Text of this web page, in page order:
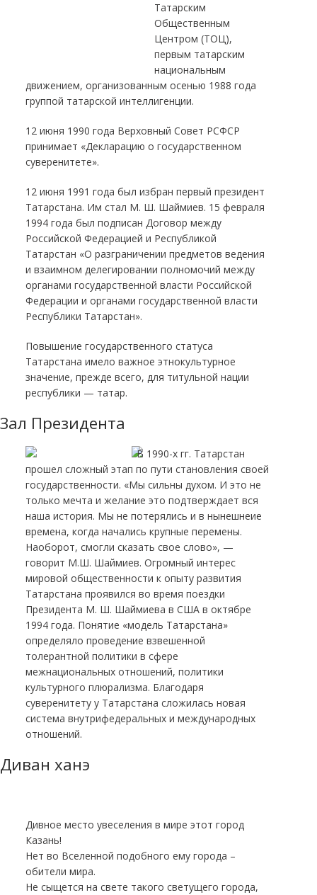
Татарским
Общественным
Центром (ТОЦ),
первым татарским
национальным
движением, организованным осенью 1988 года
группой татарской интеллигенции.
12 июня 1990 года Верховный Совет РСФСР
принимает «Декларацию о государственном
суверенитете».
12 июня 1991 года был избран первый президент
Татарстана. Им стал М. Ш. Шаймиев. 15 февраля
1994 года был подписан Договор между
Российской Федерацией и Республикой
Татарстан «О разграничении предметов ведения
и взаимном делегировании полномочий между
органами государственной власти Российской
Федерации и органами государственной власти
Республики Татарстан».
Повышение государственного статуса
Татарстана имело важное этнокультурное
значение, прежде всего, для титульной нации
республики — татар.
Зал Президента
В 1990-х гг. Татарстан
прошел сложный этап по пути становления своей
государственности. «Мы сильны духом. И это не
только мечта и желание это подтверждает вся
наша история. Мы не потерялись и в нынешнеие
времена, когда начались крупные перемены.
Наоборот, смогли сказать свое слово», —
говорит М.Ш. Шаймиев. Огромный интерес
мировой общественности к опыту развития
Татарстана проявился во время поездки
Президента М. Ш. Шаймиева в США в октябре
1994 года. Понятие «модель Татарстана»
определяло проведение взвешенной
толерантной политики в сфере
межнациональных отношений, политики
культурного плюрализма. Благодаря
суверенитету у Татарстана сложилась новая
система внутрифедеральных и международных
отношений.
Диван ханэ
Дивное место увеселения в мире этот город
Казань!
Нет во Вселенной подобного ему города –
обители мира.
Не сыщется на свете такого светущего города,